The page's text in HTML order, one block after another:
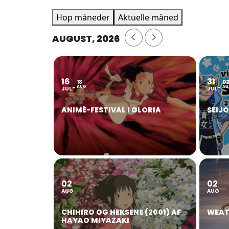
Hop måneder Aktuelle måned
AUGUST, 2026
16
JUL
18
AUG
ANIMÉ-FESTIVAL I GLORIA
31
JUL
02
02
AUG
CHIHIRO OG HEKSENE (2001) AF
HAYAO MIYAZAKI
02
AUG